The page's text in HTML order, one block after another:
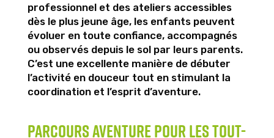
professionnel et des ateliers accessibles
dès le plus jeune âge, les enfants peuvent
évoluer en toute confiance, accompagnés
ou observés depuis le sol par leurs parents.
C’est une excellente manière de débuter
l’activité en douceur tout en stimulant la
coordination et l’esprit d’aventure.
Parcours aventure pour les tout-